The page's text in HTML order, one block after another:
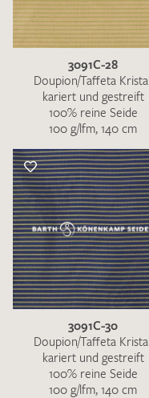
3091C-28
Doupion/Taffeta
kariert und gestreift
100% reine Seide
100 g/lfm, 140 cm
3091C-30
Doupion/Taffeta
kariert und gestreift
100% reine Seide
100 g/lfm, 140 cm